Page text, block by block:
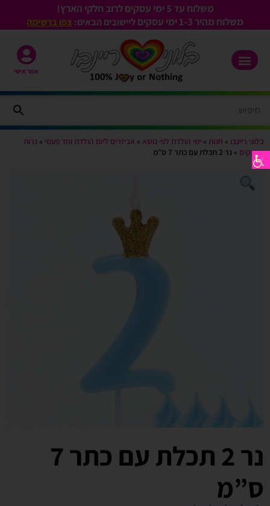
משלוח עד 5 ימי עסקים לרוב חלקי הארץ!
משלוח מהיר 1-3
ימי עסקים ליישובים הבאים: צפו ברשימה
אזור אישי
בלוני ריינבו » חנות » ימי הולדת לפי נושא » אביזרים ליום הולדת וחד פעמי » נרות
וזיקוקים » נר 2 תכלת עם כתר 7 ס”מ
נר 2 תכלת עם כתר 7
ס”מ